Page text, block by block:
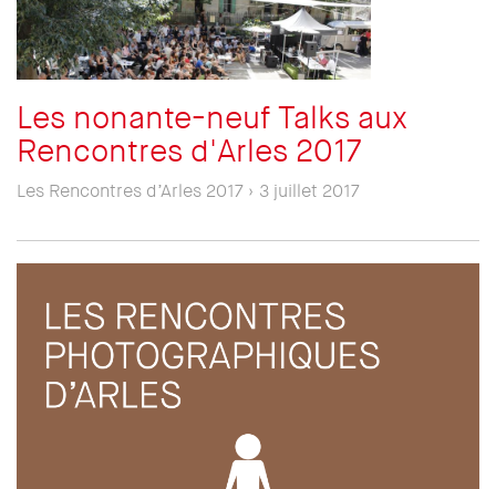
Les nonante-neuf Talks aux
Rencontres d'Arles 2017
Les Rencontres d’Arles 2017 › 3 juillet 2017